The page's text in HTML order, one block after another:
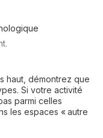
haut, démontrez que
Si votre activité
parmi celles
les espaces « autre